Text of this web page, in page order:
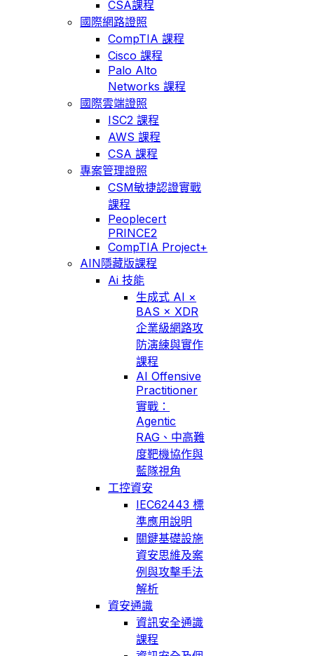
CSA課程
國際網路證照
CompTIA 課程
Cisco 課程
Palo Alto
Networks 課程
國際雲端證照
ISC2 課程
AWS 課程
CSA 課程
專案管理證照
CSM敏捷認證實戰
課程
Peoplecert
PRINCE2
CompTIA Project+
AIN隱藏版課程
Ai 技能
生成式 AI ×
BAS × XDR
企業級網路攻
防演練與實作
課程
AI Offensive
Practitioner
實戰：
Agentic
RAG、中高難
度靶機協作與
藍隊視角
工控資安
IEC62443 標
準應用說明
關鍵基礎設施
資安思維及案
例與攻擊手法
解析
資安通識
資訊安全通識
課程